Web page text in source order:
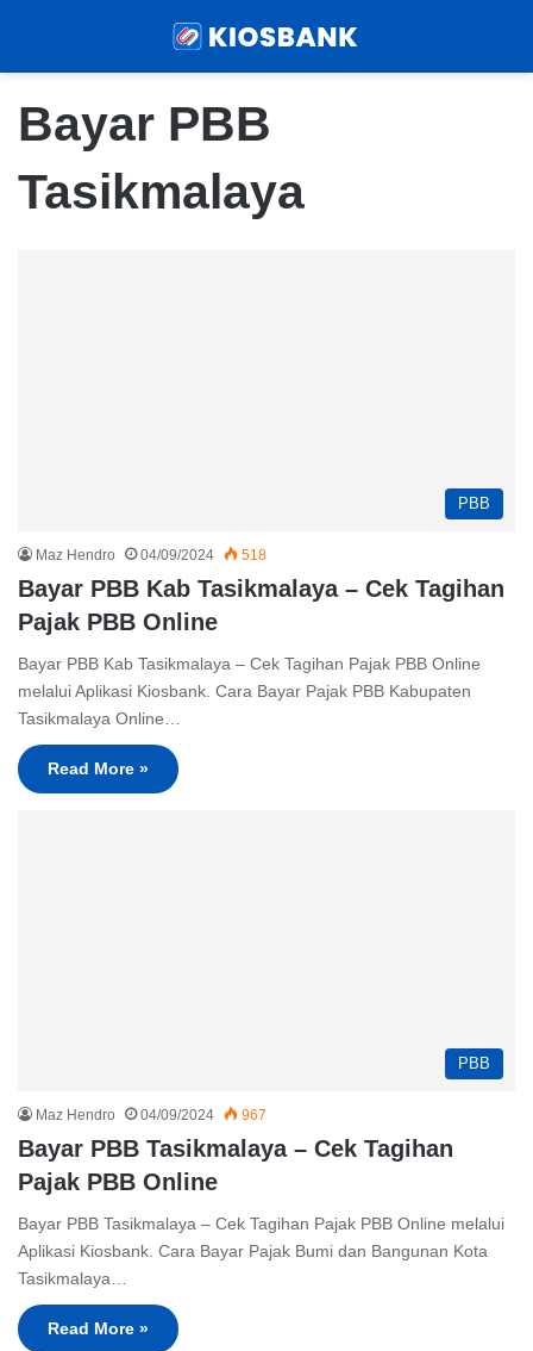
Bayar PBB
Tasikmalaya
PBB
Maz Hendro 04/09/2024 518
Bayar PBB Kab Tasikmalaya – Cek Tagihan
Pajak PBB Online
Bayar PBB Kab Tasikmalaya – Cek Tagihan Pajak PBB Online
melalui Aplikasi Kiosbank. Cara Bayar Pajak PBB Kabupaten
Tasikmalaya Online…
Read More »
PBB
Maz Hendro 04/09/2024 967
Bayar PBB Tasikmalaya – Cek Tagihan
Pajak PBB Online
Bayar PBB Tasikmalaya – Cek Tagihan Pajak PBB Online melalui
Aplikasi Kiosbank. Cara Bayar Pajak Bumi dan Bangunan Kota
Tasikmalaya…
Read More »